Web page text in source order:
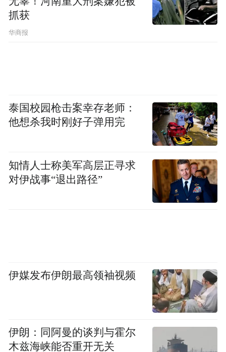
当晚参与的颁奖嘉宾除上一届的获奖者四次
德·威廉姆森Todd Williamson和LABA国际艺
术节双年展共同主席莉萨·舒尔特,也有组委会
特邀的颁奖嘉宾,对冲基金之父威廉·雅克
William Jacques,美国医疗技术公司Masimo 的
董事长兼首席执行官乔·基亚尼Joe Kiani以及
电影狮子王大导演罗伯特·明可夫 Robert
抓获
华商报
泰国校园枪击案幸存老师：
他想杀我时刚好子弹用完
知情人士称美军高层正寻求
对伊战事“退出路径”
伊媒发布伊朗最高领袖视频
伊朗：同阿曼的谈判与霍尔
木兹海峡能否重开无关